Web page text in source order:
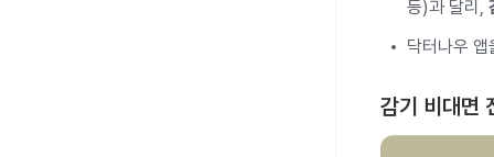
등)과 달리,
닥터나우
감기 비대면